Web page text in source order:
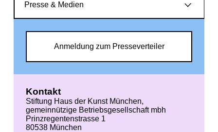
Presse & Medien
Anmeldung zum Presseverteiler
Kontakt
Stiftung Haus der Kunst München,
gemeinnützige Betriebsgesellschaft mbh
Prinzregentenstrasse 1
80538 München